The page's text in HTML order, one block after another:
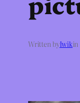
Written byIwikin